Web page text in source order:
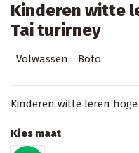
Kinderen witte
Tai turirney
Volwassen: Boto
Kinderen witte leren
Kies maat